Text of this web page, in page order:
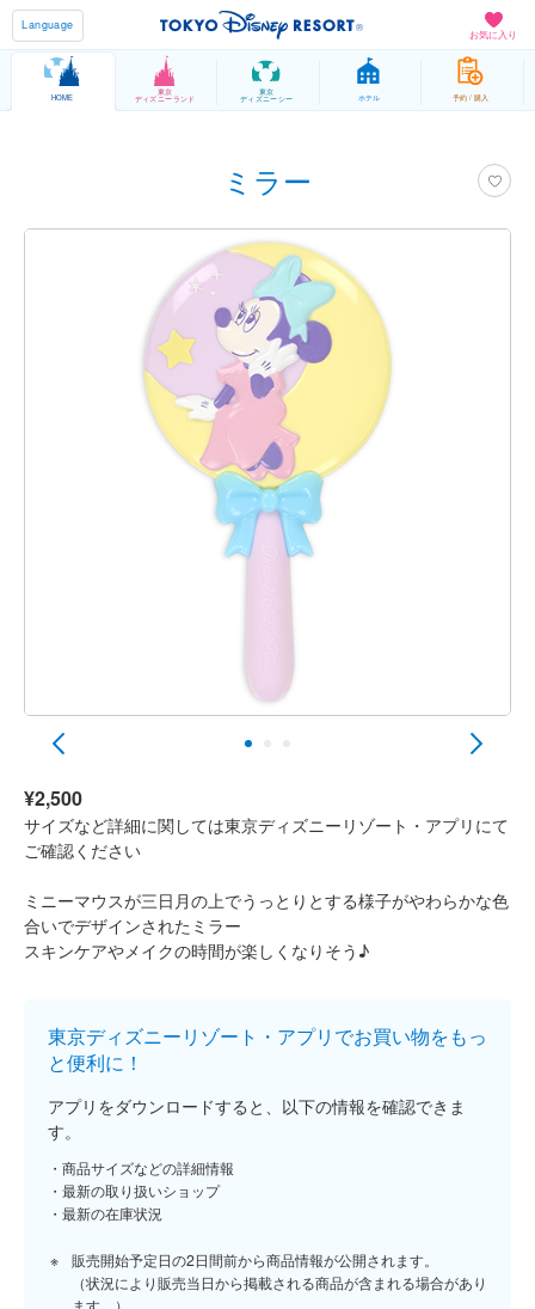
お気に入り
Language
HOME
東京
ディズニーランド
東京
ディズニーシー ホテル 予約 / 購入
ミラー
¥2,500
サイズなど詳細に関しては東京ディズニーリゾート・アプリにて
ご確認ください
ミニーマウスが三日月の上でうっとりとする様子がやわらかな色
合いでデザインされたミラー
スキンケアやメイクの時間が楽しくなりそう♪
東京ディズニーリゾート・アプリでお買い物をもっ
と便利に！
アプリをダウンロードすると、以下の情報を確認できま
す。
商品サイズなどの詳細情報
最新の取り扱いショップ
最新の在庫状況
販売開始予定日の2日間前から商品情報が公開されます。
（状況により販売当日から掲載される商品が含まれる場合があり
ます。）